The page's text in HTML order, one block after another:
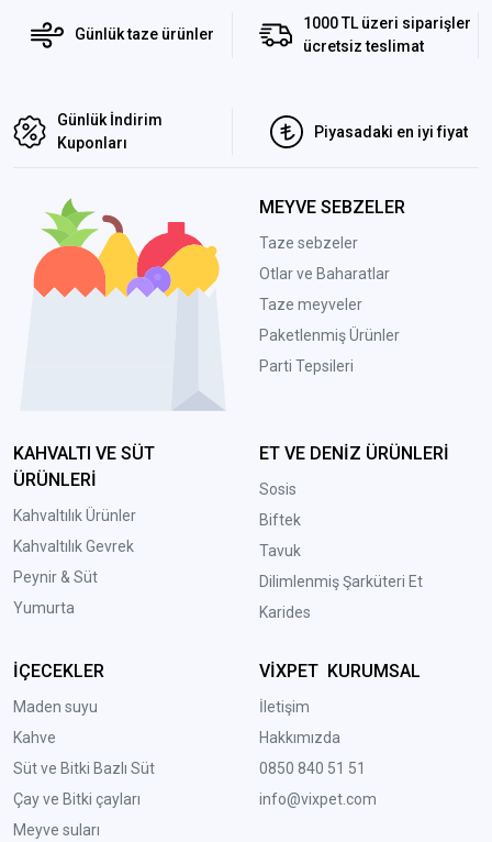
Günlük taze ürünler
1000 TL üzeri siparişler
ücretsiz teslimat
Günlük İndirim
Kuponları
Piyasadaki en iyi fiyat
MEYVE SEBZELER
Taze sebzeler
Otlar ve Baharatlar
Taze meyveler
Paketlenmiş Ürünler
Parti Tepsileri
KAHVALTI VE SÜT
ÜRÜNLERİ
Kahvaltılık Ürünler
Kahvaltılık Gevrek
Peynir & Süt
Yumurta
ET VE DENİZ ÜRÜNLERİ
Sosis
Biftek
Tavuk
Dilimlenmiş Şarküteri Et
Karides
İÇECEKLER
Maden suyu
Kahve
Süt ve Bitki Bazlı Süt
Çay ve Bitki çayları
Meyve suları
VİXPET KURUMSAL
İletişim
Hakkımızda
0850 840 51 51
info@vixpet.com